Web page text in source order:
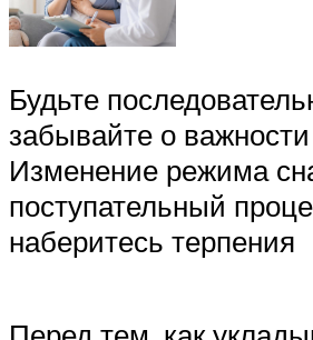
Будьте
забывайте о
Изменение режима
поступательный
наберитесь терпения